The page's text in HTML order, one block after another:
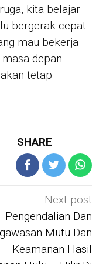
kita belajar
bergerak cepat.
mau bekerja
depan
tetap
SHARE
Next post
Pengendalian Dan
Mutu Dan
Keamanan Hasil